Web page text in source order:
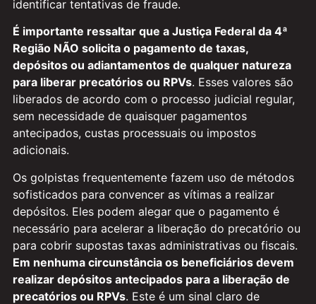
identificar tentativas de fraude.
É importante ressaltar que a Justiça Federal da 4ª
Região NÃO solicita o pagamento de taxas,
depósitos ou adiantamentos de qualquer natureza
para liberar precatórios ou RPVs. Esses valores são
liberados de acordo com o processo judicial regular,
sem necessidade de quaisquer pagamentos
antecipados, custas processuais ou impostos
adicionais.
Os golpistas frequentemente fazem uso de métodos
sofisticados para convencer as vítimas a realizar
depósitos. Eles podem alegar que o pagamento é
necessário para acelerar a liberação do precatório ou
para cobrir supostas taxas administrativas ou fiscais.
Em nenhuma circunstância os beneficiários devem
realizar depósitos antecipados para a liberação de
precatórios ou RPVs. Este é um sinal claro de